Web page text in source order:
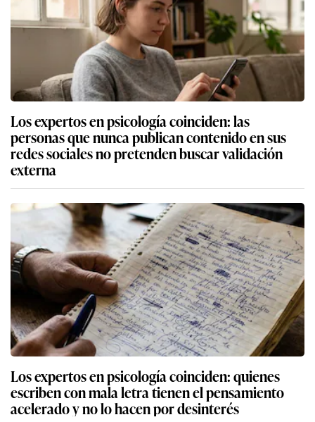
Los expertos en psicología coinciden: las
personas que nunca publican contenido en sus
redes sociales no pretenden buscar validación
externa
Los expertos en psicología coinciden: quienes
escriben con mala letra tienen el pensamiento
acelerado y no lo hacen por desinterés